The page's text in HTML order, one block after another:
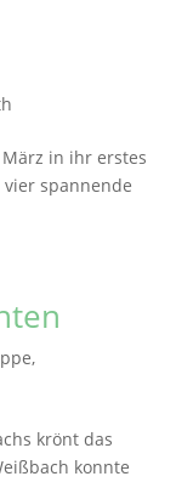
in ihr erstes
spannende
,
krönt das
konnte